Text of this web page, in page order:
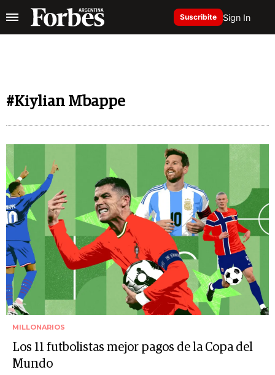
Suscribite Sign In
#Kiylian Mbappe
MILLONARIOS
Los 11 futbolistas mejor pagos de la Copa del
Mundo